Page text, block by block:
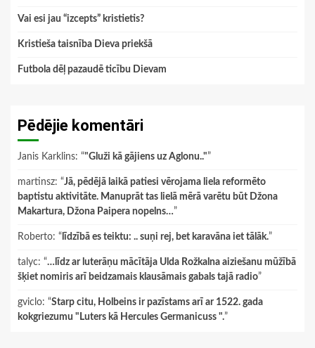
Vai esi jau “izcepts” kristietis?
Kristieša taisnība Dieva priekšā
Futbola dēļ pazaudē ticību Dievam
Pēdējie komentāri
Janis Karklins: “"Gluži kā gājiens uz Aglonu.."”
martinsz: “Jā, pēdējā laikā patiesi vērojama liela reformēto
baptistu aktivitāte. Manuprāt tas lielā mērā varētu būt Džona
Makartura, Džona Paipera nopelns…”
Roberto: “ līdzībā es teiktu: .. suņi rej, bet karavāna iet tālāk.”
talyc: “…līdz ar luterāņu mācītāja Ulda Rožkalna aiziešanu mūžībā
šķiet nomiris arī beidzamais klausāmais gabals tajā radio”
gviclo: “Starp citu, Holbeins ir pazīstams arī ar 1522. gada
kokgriezumu "Luters kā Hercules Germanicuss ".”